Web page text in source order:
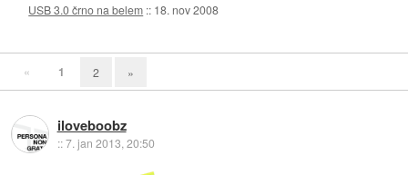
USB 3.0 črno na belem :: 18. nov 2008
« 1 2 »
iloveboobz
::7. jan 2013, 20:50